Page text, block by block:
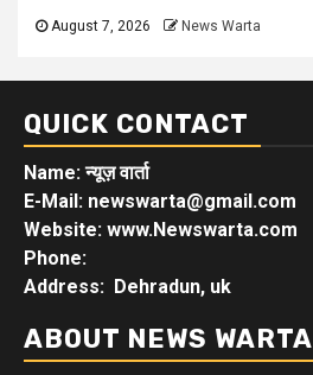
August 7, 2026 News Warta
QUICK CONTACT
Name: न्यूज़ वार्ता
E-Mail: newswarta@gmail.com
Website: www.Newswarta.com
Phone:
Address: Dehradun, uk
ABOUT NEWS WARTA